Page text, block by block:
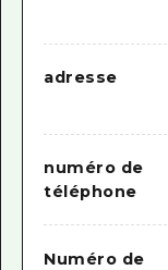
adresse
numéro de
téléphone
Numéro de